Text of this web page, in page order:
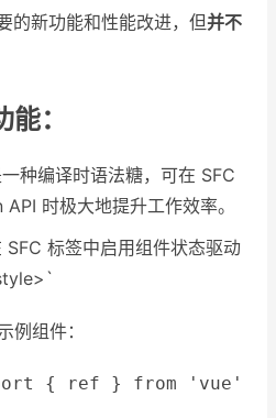
的新功能和性能改进，但并不
：
种编译时语法糖，可在 SFC
时极大地提升工作效率。
SFC 标签中启用组件状态驱动
`
例组件：
{ ref } from 'vue'